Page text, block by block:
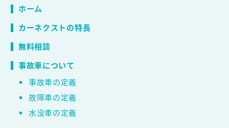
ホーム
カーネクストの特長
無料相談
事故車について
事故車の定義
故障車の定義
水没車の定義